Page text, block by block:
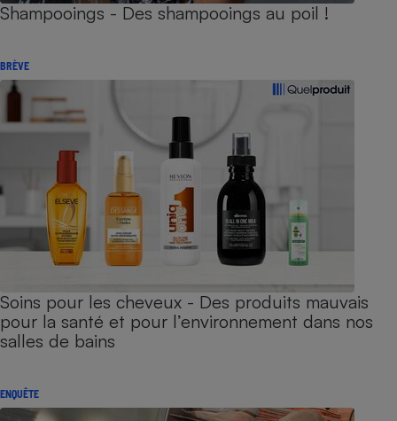
Shampooings - Des shampooings au poil !
BRÈVE
Soins pour les cheveux - Des produits mauvais
pour la santé et pour l’environnement dans nos
salles de bains
ENQUÊTE